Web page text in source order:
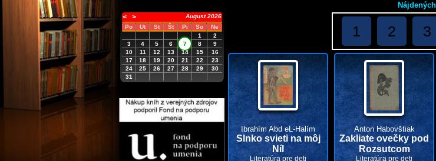
< >
August 2026
Po
Ut St Št Pi So
Ne
1
2
3
4 5 6 7 8
9
10
11 12 13 14 15
16
17
18 19 20 21 22
23
24
25 26 27 28 29
30
31
Nájdených
1 2 3
Ibrahím Abd eL-Halím
Slnko svieti na môj
Níl
Literatúra pre deti
Anton Habovštiak
Zakliate ovečky pod
Rozsutcom
Literatúra pre deti